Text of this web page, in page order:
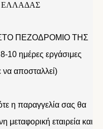
ΕΛΛΑΔΑΣ
ΠΕΖΟΔΡΟΜΙΟ ΤΗΣ
ημέρες εργάσιμες
να αποσταλλεί)
η παραγγελία σας θα
μεταφορική εταιρεία και